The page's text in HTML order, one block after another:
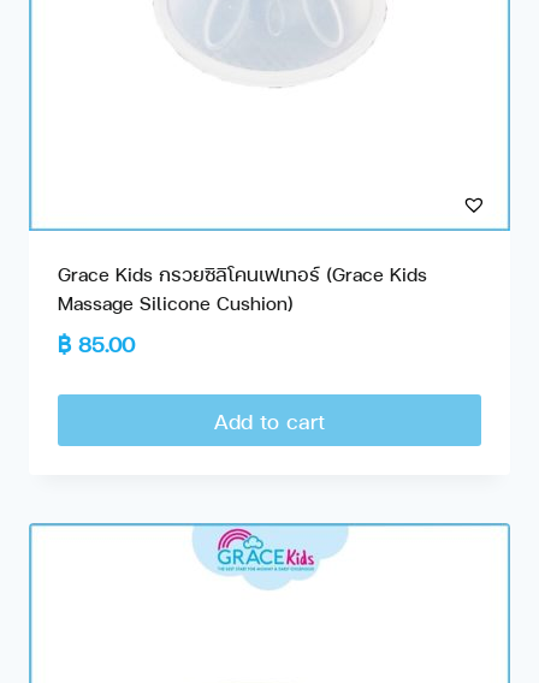
Grace Kids กรวยซิลิโคนเฟเทอร์ (Grace Kids
Massage Silicone Cushion)
฿ 85.00
Add to cart